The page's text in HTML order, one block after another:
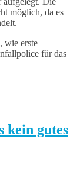
möglich, da es
wie erste
für das
kein gutes